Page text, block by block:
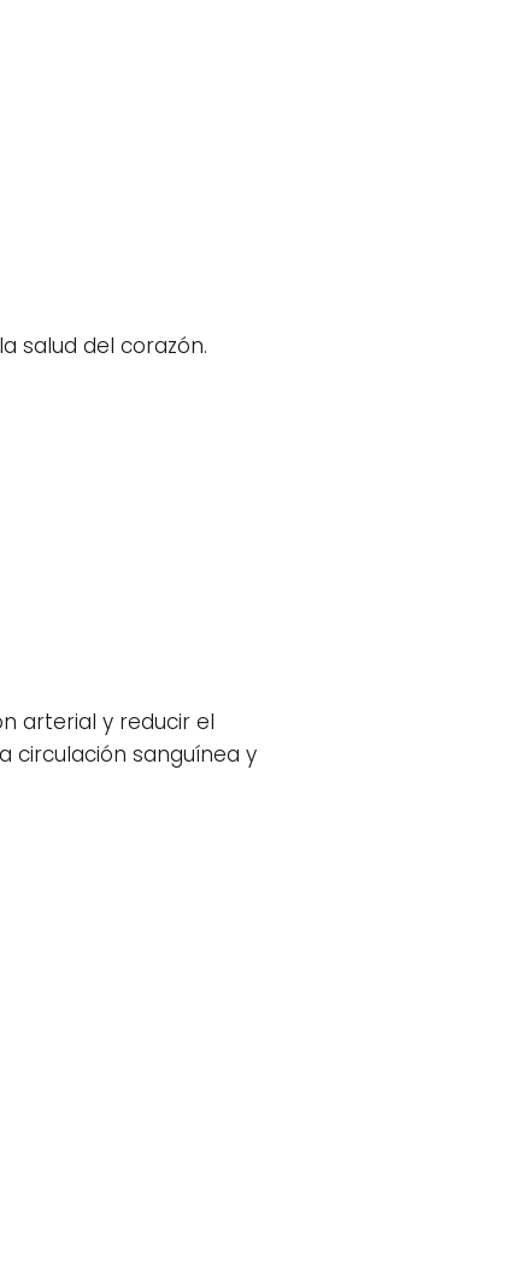
salud del corazón.
arterial y reducir el
circulación sanguínea y